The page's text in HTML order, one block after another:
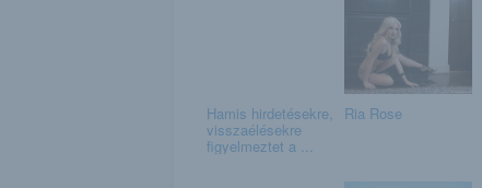
Hamis hirdetésekre,
visszaélésekre
figyelmeztet a ...
Ria Rose